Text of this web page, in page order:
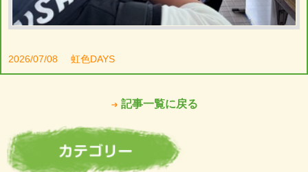
2026/07/08 虹色DAYS
記事一覧に戻る